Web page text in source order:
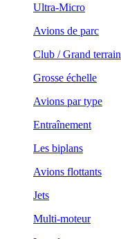
Ultra-Micro
Avions de parc
Club / Grand terrain
Grosse échelle
Avions par type
Entraînement
Les biplans
Avions flottants
Jets
Multi-moteur